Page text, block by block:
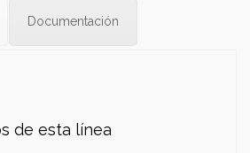
Documentación
de esta línea